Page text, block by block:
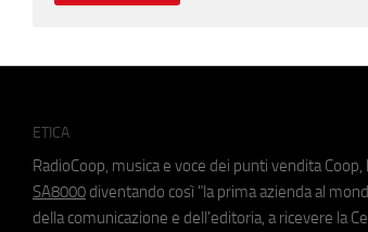
ETICA
RadioCoop, musica e voce dei punti vendita
SA8000 diventando così "la prima azienda al
della comunicazione e dell'editoria, a ricevere la